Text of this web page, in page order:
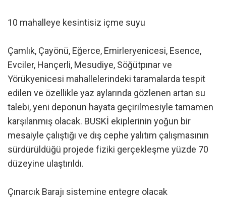
10 mahalleye kesintisiz içme suyu
Çamlık, Çayönü, Eğerce, Emirleryenicesi, Esence,
Evciler, Hançerli, Mesudiye, Söğütpınar ve
Yörükyenicesi mahallelerindeki taramalarda tespit
edilen ve özellikle yaz aylarında gözlenen artan su
talebi, yeni deponun hayata geçirilmesiyle tamamen
karşılanmış olacak. BUSKİ ekiplerinin yoğun bir
mesaiyle çalıştığı ve dış cephe yalıtım çalışmasının
sürdürüldüğü projede fiziki gerçekleşme yüzde 70
düzeyine ulaştırıldı.
Çınarcık Barajı sistemine entegre olacak